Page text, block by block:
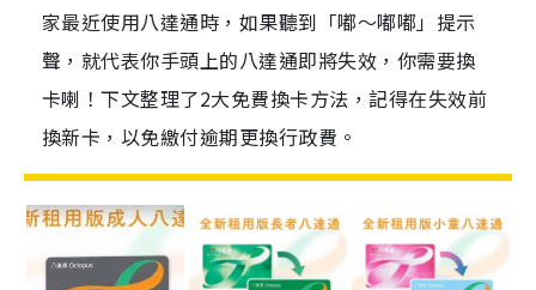
家最近使用八達通時，如果聽到「嘟～嘟嘟」提示
聲，就代表你手頭上的八達通即將失效，你需要換
卡喇！下文整理了2大免費換卡方法，記得在失效前
換新卡，以免繳付逾期更換行政費。